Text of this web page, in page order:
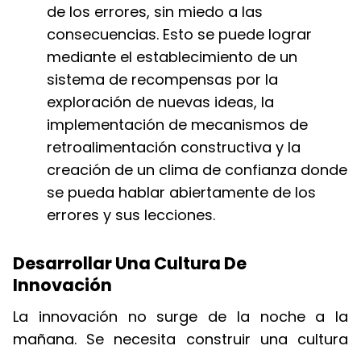
de los errores, sin miedo a las
consecuencias. Esto se puede lograr
mediante el establecimiento de un
sistema de recompensas por la
exploración de nuevas ideas, la
implementación de mecanismos de
retroalimentación constructiva y la
creación de un clima de confianza donde
se pueda hablar abiertamente de los
errores y sus lecciones.
Desarrollar Una Cultura De
Innovación
La innovación no surge de la noche a la
mañana. Se necesita construir una cultura